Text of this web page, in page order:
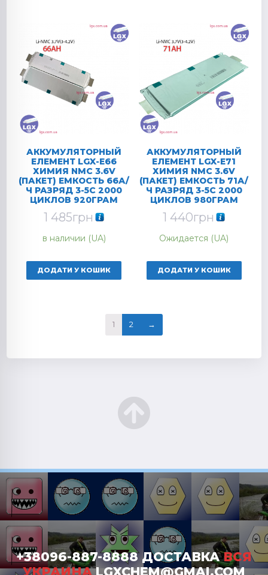
АККУМУЛЯТОРНЫЙ
ЕЛЕМЕНТ LGX-E66
ХИМИЯ NMC 3.6V
(ПАКЕТ) ЕМКОСТЬ 66А/
Ч РАЗРЯД 3-5C 2000
ЦИКЛОВ 920ГРАМ
1 485грн
в наличии (UA)
ДОДАТИ У КОШИК
АККУМУЛЯТОРНЫЙ
ЕЛЕМЕНТ LGX-E71
ХИМИЯ NMC 3.6V
(ПАКЕТ) ЕМКОСТЬ 71А/
Ч РАЗРЯД 3-5C 2000
ЦИКЛОВ 980ГРАМ
1 440грн
Ожидается (UA)
ДОДАТИ У КОШИК
1 2 →
+38096-887-8888 ДОСТАВКАВСЯ
УКРАИНАLGXCHEM@GMAI.COM